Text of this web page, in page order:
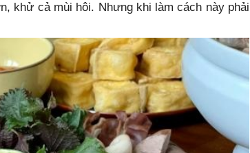
khử cả mùi hôi. Nhưng khi làm cách này phải